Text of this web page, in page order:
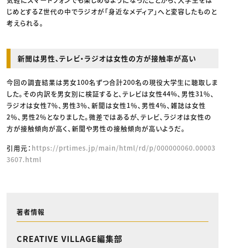
じめとするZ世代の中でラジオが「身近なメディア」へと変容したものと
考えられる。
新聞は男性、テレビ・ラジオは女性の方が接触率が高い
今回の調査結果は男女100名ずつ合計200名の現役大学生に聴取しま
した。その内訳を男女別に検証すると、テレビは女性44%、男性31％、
ラジオは女性7％、男性3％、新聞は女性1％、男性4％、雑誌は女性
2％、男性2％となりました。微差ではあるが、テレビ、ラジオは女性の
方が接触傾向が高く、新聞や男性の接触傾向が高いようだ。
引用元： https://prtimes.jp/main/html/rd/p/000000060.00003
3607.html
著者情報
CREATIVE VILLAGE編集部